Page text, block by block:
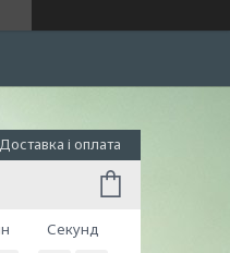
Доставка і оплата
Секунд